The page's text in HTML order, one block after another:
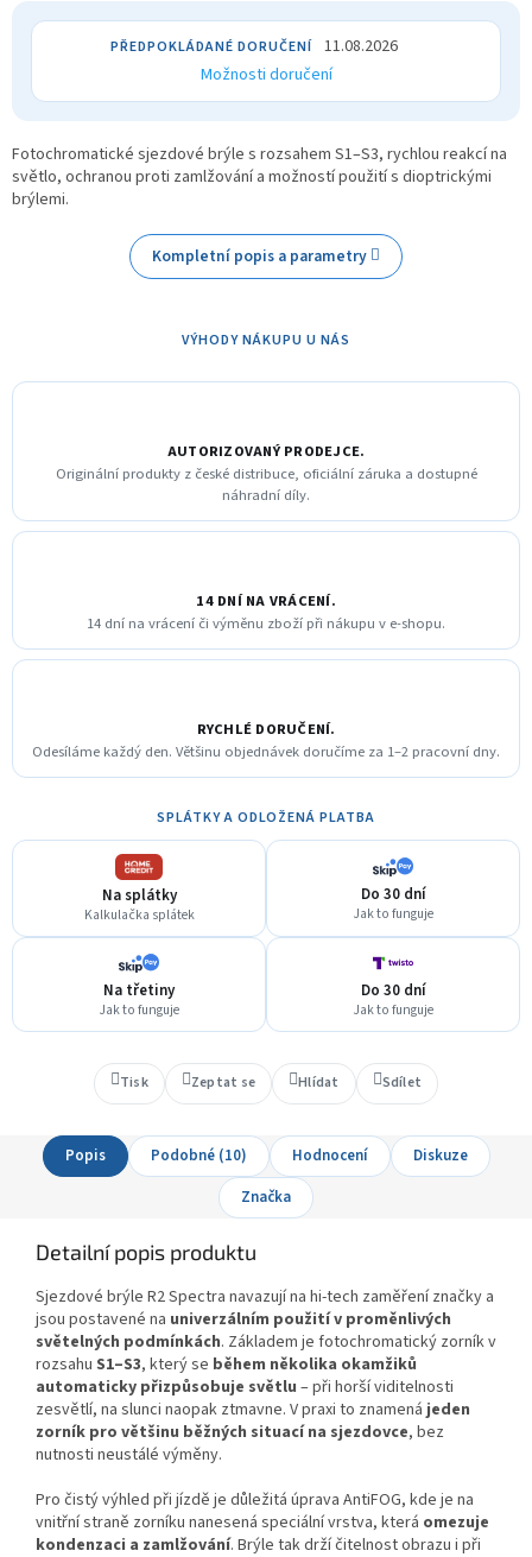
11.08.2026
Možnosti doručení
Fotochromatické sjezdové brýle s rozsahem S1–S3, rychlou reakcí na
světlo, ochranou proti zamlžování a možností použití s dioptrickými
brýlemi.
Kompletní popis a parametry
VÝHODY NÁKUPU U NÁS
AUTORIZOVANÝ PRODEJCE.
Originální produkty z české distribuce, oficiální záruka a dostupné
náhradní díly.
14 DNÍ NA VRÁCENÍ.
14 dní na vrácení či výměnu zboží při nákupu v e-shopu.
RYCHLÉ DORUČENÍ.
Odesíláme každý den. Většinu objednávek doručíme za 1–2 pracovní dny.
SPLÁTKY A ODLOŽENÁ PLATBA
Na splátky
Kalkulačka splátek
Do 30 dní
Jak to funguje
Na třetiny
Jak to funguje
Do 30 dní
Jak to funguje
Tisk Zeptat se Hlídat Sdílet
Popis Podobné (10) Hodnocení
Diskuze
Značka
Detailní popis produktu
Sjezdové brýle R2 Spectra navazují na hi-tech zaměření značky a
jsou postavené na univerzálním použití v proměnlivých
světelných podmínkách. Základem je fotochromatický zorník v
rozsahu S1–S3, který se během několika okamžiků
automaticky přizpůsobuje světlu – při horší viditelnosti
zesvětlí, na slunci naopak ztmavne. V praxi to znamená jeden
zorník pro většinu běžných situací na sjezdovce, bez
nutnosti neustálé výměny.
Pro čistý výhled při jízdě je důležitá úprava AntiFOG, kde je na
vnitřní straně zorníku nanesená speciální vrstva, která omezuje
kondenzaci a zamlžování. Brýle tak drží čitelnost obrazu i při